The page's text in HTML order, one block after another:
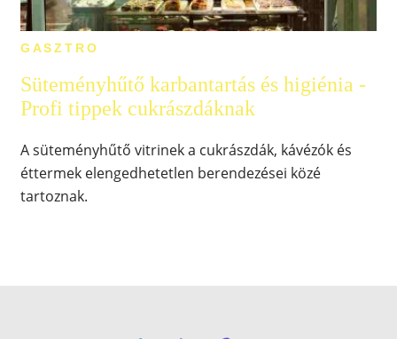
GASZTRO
Süteményhűtő karbantartás és higiénia -
Profi tippek cukrászdáknak
A süteményhűtő vitrinek a cukrászdák, kávézók és
éttermek elengedhetetlen berendezései közé
tartoznak.